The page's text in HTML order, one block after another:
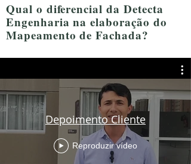
Qual o diferencial da Detecta
Engenharia na elaboração do
Mapeamento de Fachada?
Depoimento Cliente
Reproduzir vídeo